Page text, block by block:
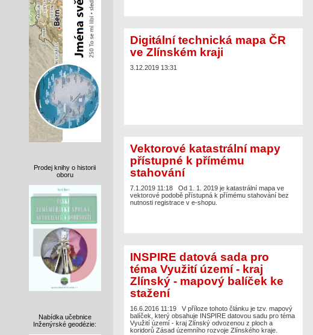
Prodej knihy o historii
oboru
Nabídka učebnice
Inženýrské geodézie:
Digitální technická mapa ČR
ve Zlínském kraji
3.12.2019 13:31
Vektorové katastrální mapy
přístupné k přímému
stahování
7.1.2019 11:18 Od 1. 1. 2019 je katastrální mapa ve
vektorové podobě přístupná k přímému stahování bez
nutnosti registrace v e-shopu.
INSPIRE datová sada pro
téma Využití území - kraj
Zlínský - mapový balíček ke
stažení
16.6.2016 11:19 V příloze tohoto článku je tzv. mapový
balíček, který obsahuje INSPIRE datovou sadu pro téma
Využití území - kraj Zlínský odvozenou z ploch a
koridorů Zásad územního rozvoje Zlínského kraje.